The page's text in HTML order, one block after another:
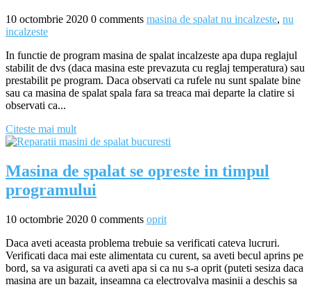
10 octombrie 2020 0 comments masina de spalat nu incalzeste, nu
incalzeste
In functie de program masina de spalat incalzeste apa dupa reglajul
stabilit de dvs (daca masina este prevazuta cu reglaj temperatura) sau
prestabilit pe program. Daca observati ca rufele nu sunt spalate bine
sau ca masina de spalat spala fara sa treaca mai departe la clatire si
observati ca...
Citeste mai mult
Masina de spalat se opreste in timpul
programului
10 octombrie 2020 0 comments oprit
Daca aveti aceasta problema trebuie sa verificati cateva lucruri.
Verificati daca mai este alimentata cu curent, sa aveti becul aprins pe
bord, sa va asigurati ca aveti apa si ca nu s-a oprit (puteti sesiza daca
masina are un bazait, inseamna ca electrovalva masinii a deschis sa